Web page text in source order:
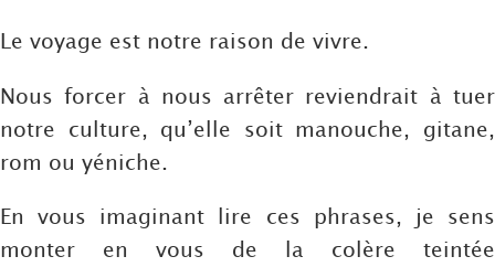
Le voyage est notre raison de vivre.
Nous forcer à nous arrêter reviendrait à tuer
notre culture, qu’elle soit manouche, gitane,
rom ou yéniche.
En vous imaginant lire ces phrases, je sens
monter en vous de la colère teintée